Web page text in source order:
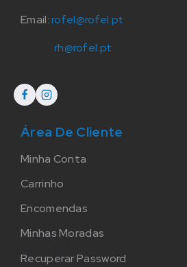
Email:rofel@rofel.pt
rh@rofel.pt
Área De Cliente
Minha Conta
Carrinho
Encomendas
Minhas Moradas
Recuperar Password